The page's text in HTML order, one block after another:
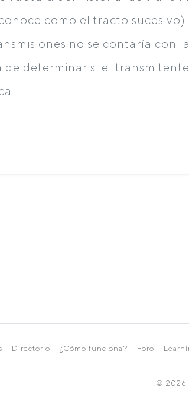
como el tracto
no se contaría con
de determinar si el
Directorio ¿Cómo funciona? Foro
© 2026